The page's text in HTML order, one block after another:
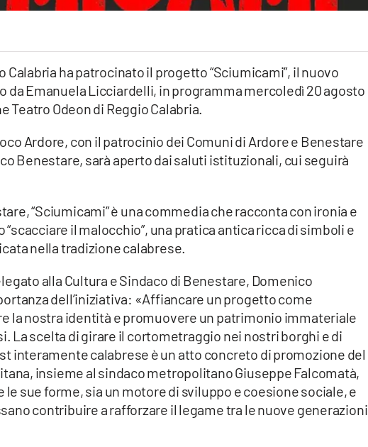
Calabria ha patrocinato il progetto “Sciumicami”, il nuovo
Emanuela Licciardelli, in programma mercoledì 20 agosto
Teatro Odeon di Reggio Calabria.
Ardore, con il patrocinio dei Comuni di Ardore e Benestare
Benestare, sarà aperto dai saluti istituzionali, cui seguirà
“Sciumicami” è una commedia che racconta con ironia e
il malocchio”, una pratica antica ricca di simboli e
nella tradizione calabrese.
alla Cultura e Sindaco di Benestare, Domenico
dell’iniziativa: «Affiancare un progetto come
la nostra identità e promuovere un patrimonio immateriale
La scelta di girare il cortometraggio nei nostri borghi e di
interamente calabrese è un atto concreto di promozione del
insieme al sindaco metropolitano Giuseppe Falcomatà,
sue forme, sia un motore di sviluppo e coesione sociale, e
contribuire a rafforzare il legame tra le nuove generazioni